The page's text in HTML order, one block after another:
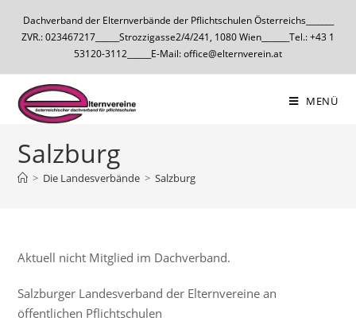
Dachverband der Elternverbände der Pflichtschulen Österreichs_______
ZVR.: 023467217______Strozzigasse2/4/241, 1080 Wien_______Tel.: +43 1
53120-3112______E-Mail: office@elternverein.at
MENÜ
Salzburg
> Die Landesverbände > Salzburg
Aktuell nicht Mitglied im Dachverband.
Salzburger Landesverband der Elternvereine an
öffentlichen Pflichtschulen